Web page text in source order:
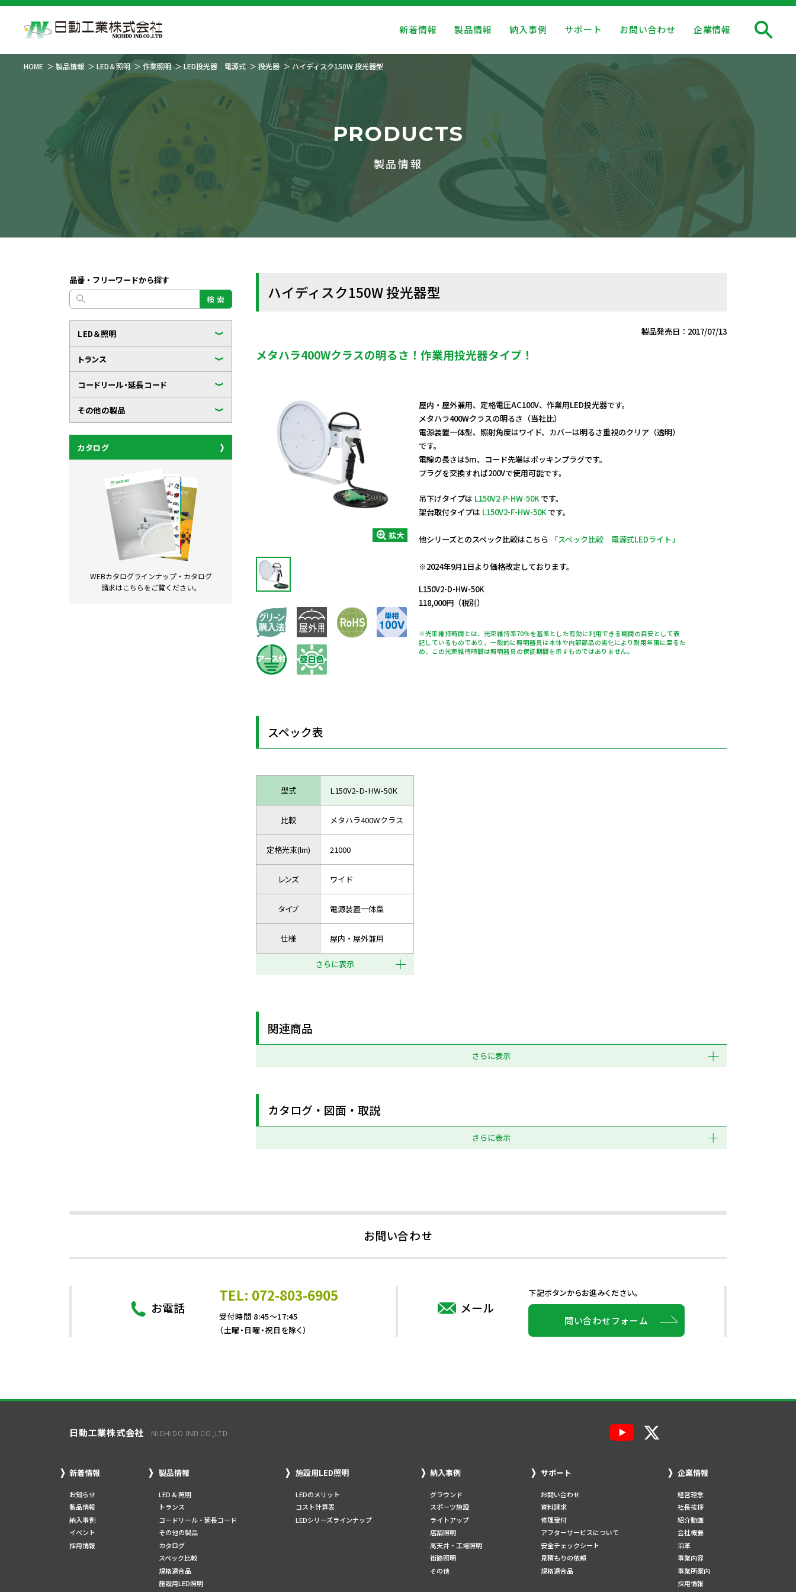
新着情報 製品情報 納入事例 サポート お問い合わせ 企業情報
HOME 製品情報 LED＆照明 作業照明 LED投光器 電源式 投光器 ハイディスク150W 投光器型
PRODUCTS
製品情報
品番・フリーワードから探す
検 索
LED＆照明
トランス
コードリール・延長コード
その他の製品
カタログ
WEBカタログラインナップ・ カタログ
請求はこちらをご覧ください。
ハイディスク150W 投光器型
製品発売日：2017/07/13
メタハラ400Wクラスの明るさ！作業用投光器タイプ！
拡大
屋内・屋外兼用、定格電圧AC100V、作業用LED投光器です。
メタハラ400Wクラスの明るさ（当社比）
電源装置一体型、照射角度はワイド、カバーは明るさ重視のクリア（透明）
です。
電線の長さは5m、コード先端はポッキンプラグです。
プラグを交換すれば200Vで使用可能です。
吊下げタイプは L150V2-P-HW-50Kです。
架台取付タイプは L150V2-F-HW-50Kです。
他シリーズとのスペック比較はこちら
「スペック比較 電源式LEDライト」
※2024年9月1日より価格改定しております。
L150V2-D-HW-50K
118,000円（税別）
※光束維持時間とは、光束維持率70％を基準とした有効に利用できる期間の目安として表
記しているものであり、一般的に照明器具は本体や内部部品の劣化により耐用年限に至るた
め、この光束維持時間は照明器具の保証期間を示すものではありません。
スペック表
型式 L150V2-D-HW-50K
比較 メタハラ400Wクラス
定格光束(lm) 21000
レンズ ワイド
タイプ 電源装置一体型
仕様 屋内・屋外兼用
さらに表示
関連商品
さらに表示
カタログ・図面・取説
さらに表示
お問い合わせ
お電話
TEL: 072-803-6905
受付時間 8:45～17:45
（土曜・日曜・祝日を除く）
メール
下記ボタンからお進みください。
問い合わせフォーム
日動工業株式会社 NICHIDO IND.CO.,LTD.
新着情報
お知らせ
製品情報
納入事例
イベント
採用情報
製品情報
LED & 照明
トランス
コードリール・延長コード
その他の製品
カタログ
スペック比較
規格適合品
施設用LED照明
施設用LED照明
LEDのメリット
コスト計算表
LEDシリーズラインナップ
納入事例
グラウンド
スポーツ施設
ライトアップ
店舗照明
高天井・工場照明
街路照明
その他
サポート
お問い合わせ
資料請求
修理受付
アフターサービスについて
安全チェックシート
見積もりの依頼
規格適合品
企業情報
経営理念
社長挨拶
紹介動画
会社概要
沿革
事業内容
事業所案内
採用情報